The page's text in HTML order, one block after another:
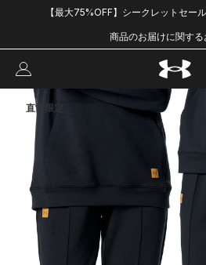
【最大75%OFF】シークレットセー
商品のお届けに関す
直営限定